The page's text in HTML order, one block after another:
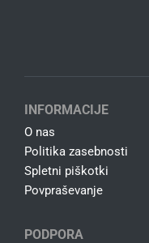
INFORMACIJE
O nas
Politika zasebnosti
Spletni piškotki
Povpraševanje
PODPORA